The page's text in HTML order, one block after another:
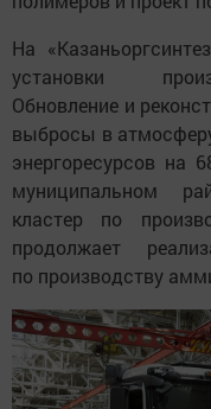
На
установки
Обновление и
выбросы в
энергоресурсов на
муниципальном
кластер по
продолжает
по производству